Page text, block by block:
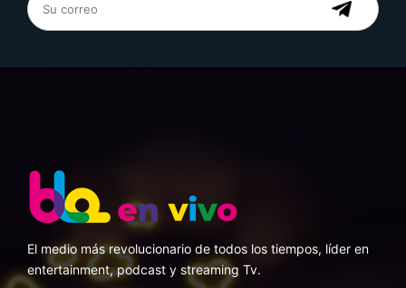
El medio más revolucionario de todos los tiempos, líder en
entertainment, podcast y streaming Tv.